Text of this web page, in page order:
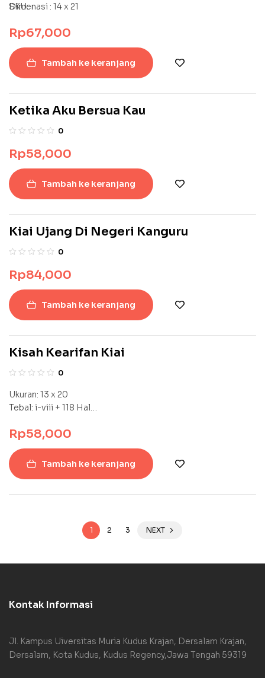
SKU:
Dimenasi : 14 x 21
Rp67,000
Tambah ke keranjang
Ketika Aku Bersua Kau
0
Rp58,000
Tambah ke keranjang
Kiai Ujang Di Negeri Kanguru
0
Rp84,000
Tambah ke keranjang
Kisah Kearifan Kiai
0
Ukuran: 13 x 20
Tebal: i-viii + 118 Hal
Penerbit: Paradigma Institute
Rp58,000
Tambah ke keranjang
1 2 3 NEXT
Kontak Informasi
Jl. Kampus Uiversitas Muria Kudus Krajan, Dersalam Krajan,
Dersalam, Kota Kudus, Kudus Regency,Jawa Tengah 59319